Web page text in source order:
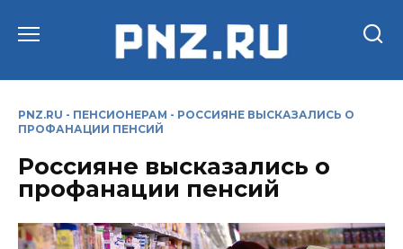
PNZ.RU - ПЕНСИОНЕРАМ - РОССИЯНЕ ВЫСКАЗАЛИСЬ О
ПРОФАНАЦИИ ПЕНСИЙ
Россияне высказались о
профанации пенсий